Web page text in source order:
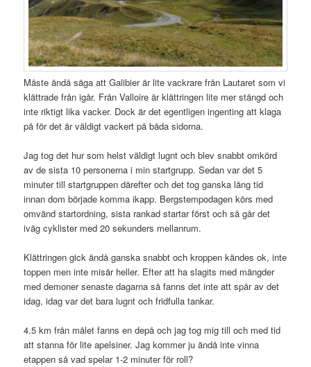
Måste ändå säga att Galibier är lite vackrare från Lautaret som vi
klättrade från igår. Från Valloire är klättringen lite mer stängd och
inte riktigt lika vacker. Dock är det egentligen ingenting att klaga
på för det är väldigt vackert på båda sidorna.
Jag tog det hur som helst väldigt lugnt och blev snabbt omkörd
av de sista 10 personerna i min startgrupp. Sedan var det 5
minuter till startgruppen därefter och det tog ganska lång tid
innan dom började komma ikapp. Bergstempodagen körs med
omvänd startordning, sista rankad startar först och så går det
iväg cyklister med 20 sekunders mellanrum.
Klättringen gick ändå ganska snabbt och kroppen kändes ok, inte
toppen men inte misär heller. Efter att ha slagits med mängder
med demoner senaste dagarna så fanns det inte att spår av det
idag, idag var det bara lugnt och fridfulla tankar.
4.5 km från målet fanns en depå och jag tog mig till och med tid
att stanna för lite apelsiner. Jag kommer ju ändå inte vinna
etappen så vad spelar 1-2 minuter för roll?